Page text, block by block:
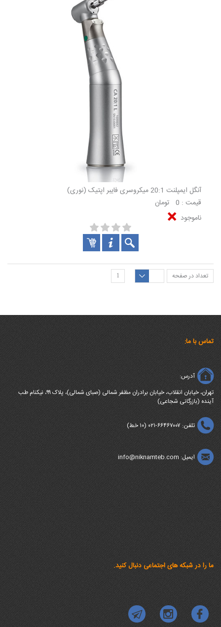
آنگل ایمپلنت 20:1 میکروسری فایبر اپتیک (نوری)
قیمت : 0 تومان
ناموجود
تعداد در صفحه 1
تماس با ما:
آدرس:
تهران، خیابان انقلاب، خیابان برادران مظفر شمالی (صبای شمالی)، پلاک ۹۹، نیکنام طب
آینده (بازرگانی شجاعی)
تلفن: ۶۶۴۶۷۰۰۷-۰۲۱ (۱۰ خط)
ایمیل: info@niknamteb.com
ما را در شبکه های اجتماعی دنبال کنید.